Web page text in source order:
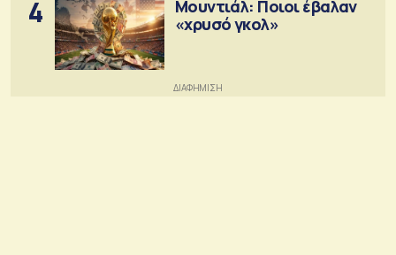
4
Μουντιάλ: Ποιοι έβαλαν
«χρυσό γκολ»